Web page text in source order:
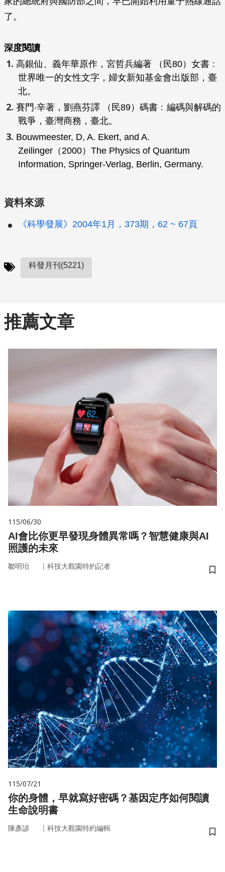
了。
深度閱讀
高銀仙、義年華原作，宮哲兵編著 （民80）女書﹕
世界唯一的女性文字，婦女新知基金會出版部，臺
北。
賽門‧辛著，劉燕芬譯 （民89）碼書﹕編碼與解碼的
戰爭，臺灣商務，臺北。
Bouwmeester, D, A. Ekert, and A.
Zeilinger（2000） The Physics of Quantum
Information, Springer-Verlag, Berlin, Germany.
資料來源
《科學發展》2004年1月，373期，62 ~ 67頁
科發月刊(5221)
推薦文章
115/06/30
AI會比你更早發現身體異常嗎？智慧健康與AI
照護的未來
鄒明珆 ｜ 科技大觀園特約記者
儲
115/07/21
你的身體，早就寫好密碼？基因定序如何閱讀
生命說明書
陳彥諺 ｜ 科技大觀園特約編輯
儲